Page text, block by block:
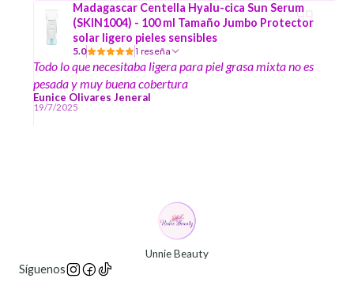
Madagascar Centella Hyalu-cica Sun Serum
(SKIN1004) - 100 ml Tamaño Jumbo Protector
solar ligero pieles sensibles
5.0 1 reseña
Todo lo que necesitaba ligera para piel grasa mixta no es
pesada y muy buena cobertura
Eunice Olivares Jeneral
19/7/2025
Unnie Beauty
Síguenos